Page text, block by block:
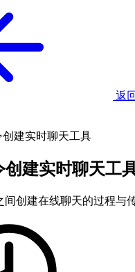
返回
创建实时聊天工具
建实时聊天工
间创建在线聊天的过程与